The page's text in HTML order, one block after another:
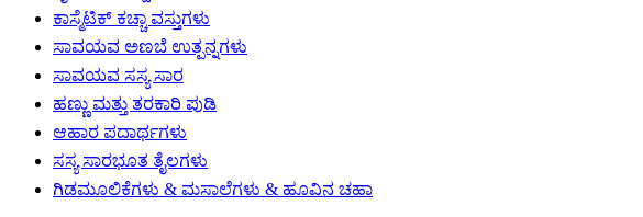
ಕಾಸ್ಮೆಟಿಕ್ ಕಚ್ಚಾ ವಸ್ತುಗಳು
ಸಾವಯವ ಅಣಬೆ ಉತ್ಪನ್ನಗಳು
ಸಾವಯವ ಸಸ್ಯ ಸಾರ
ಹಣ್ಣು ಮತ್ತು ತರಕಾರಿ ಪುಡಿ
ಆಹಾರ ಪದಾರ್ಥಗಳು
ಸಸ್ಯ ಸಾರಭೂತ ತೈಲಗಳು
ಗಿಡಮೂಲಿಕೆಗಳು & ಮಸಾಲೆಗಳು & ಹೂವಿನ ಚಹಾ